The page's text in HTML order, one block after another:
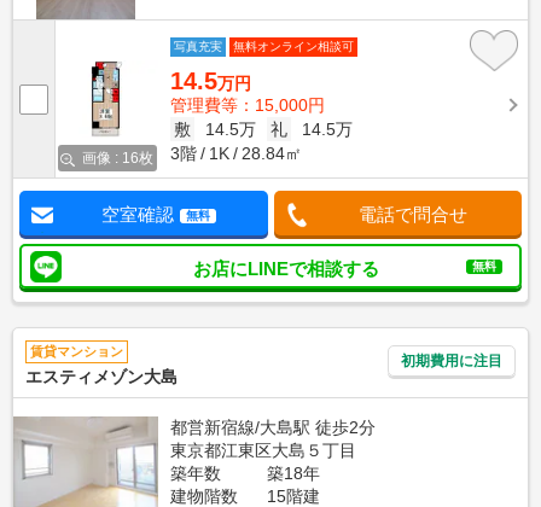
画像 : 16枚
写真充実 無料オンライン相談可
14.5万円
管理費等：15,000円
敷
14.5万 礼
14.5万
3階
1K 28.84㎡
空室確認 無料 電話で問合せ
お店にLINEで相談する 無料
賃貸マンション
エスティメゾン大島
初期費用に注目
都営新宿線/大島駅 徒歩2分
東京都江東区大島５丁目
築年数
築18年
建物階数
15階建